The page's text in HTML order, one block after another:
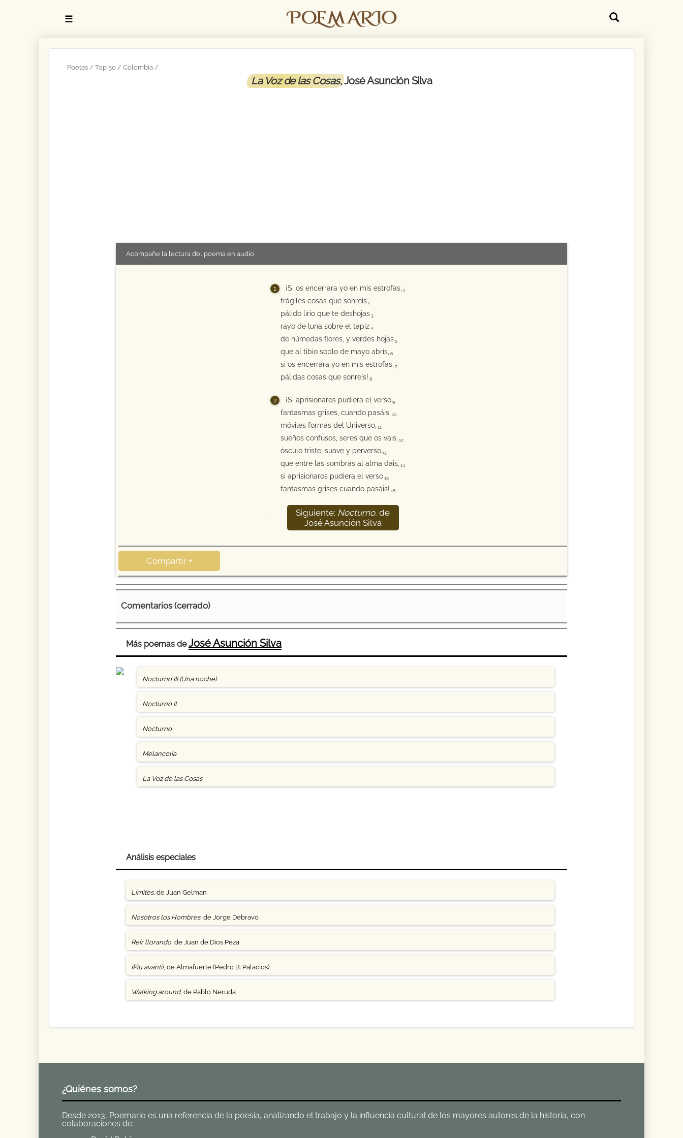
☰
Poetas Top 50 Colombia
La Voz de las Cosas, José Asunción Silva
Acompañe la lectura del poema en audio
¡Si os encerrara yo en mis estrofas, 1
frágiles cosas que sonreís 2
pálido lirio que te deshojas 3
rayo de luna sobre el tapiz 4
de húmedas flores, y verdes hojas 5
que al tibio soplo de mayo abrís, 6
si os encerrara yo en mis estrofas, 7
pálidas cosas que sonreís! 8
¡Si aprisionaros pudiera el verso 9
fantasmas grises, cuando pasáis, 10
móviles formas del Universo, 11
sueños confusos, seres que os vais, 12
ósculo triste, suave y perverso 13
que entre las sombras al alma dais, 14
si aprisionaros pudiera el verso 15
fantasmas grises cuando pasáis! 16
Siguiente: Nocturno, de
José Asunción Silva
Compartir +
Comentarios (cerrado)
Más poemas deJosé Asunción Silva
Nocturno III (Una noche)
Nocturno II
Nocturno
Melancolía
La Voz de las Cosas
Análisis especiales
Límites, de Juan Gelman
Nosotros los Hombres, de Jorge Debravo
Reír llorando, de Juan de Dios Peza
¡Più avanti!, de Almafuerte (Pedro B. Palacios)
Walking around, de Pablo Neruda
¿Quiénes somos?
Desde 2013, Poemario es una referencia de la poesía, analizando el trabajo y la influencia cultural de los mayores autores de la historia, con
colaboraciones de: